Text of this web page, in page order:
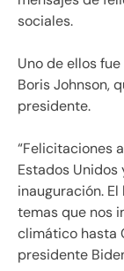
sociales.
Uno de ellos
Boris Johnson,
presidente.
“Felicitaciones
Estados Unidos
inauguración.
temas que nos
climático hasta
presidente